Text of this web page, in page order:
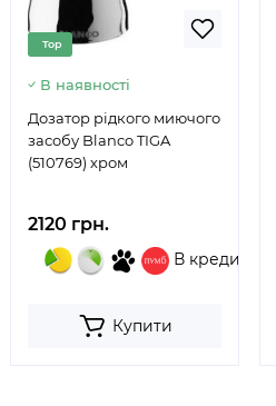
Top
В наявності
Дозатор рідкого миючого
засобу Blanco TIGA
(510769) хром
2120 грн.
В кредит
Купити